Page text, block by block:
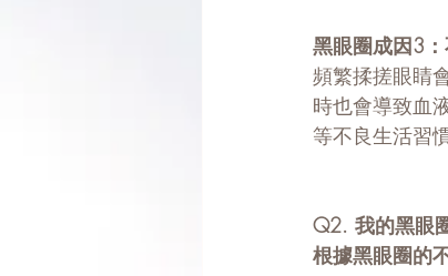
黑眼圈成因3
頻繁揉搓眼睛
時也會導致血
等不良生活習
Q2. 我的黑眼
根據黑眼圈的